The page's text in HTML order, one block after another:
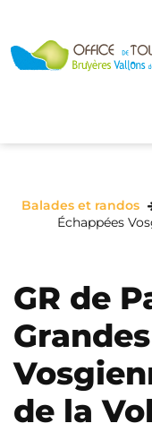
Balades et randos
Échappées
GR de
de la